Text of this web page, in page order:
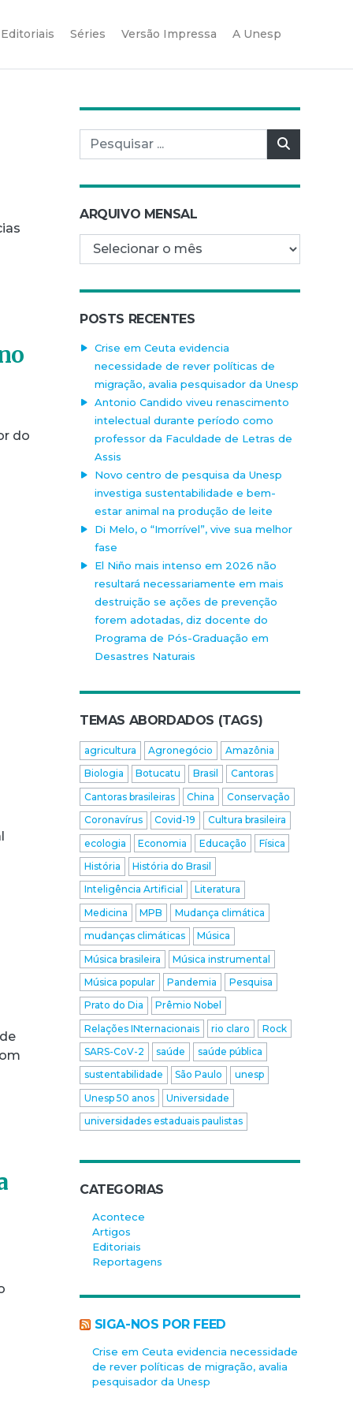
Editoriais Séries Versão Impressa A Unesp
do
Pesquisar por:
ARQUIVO MENSAL
Arquivo mensal
POSTS RECENTES
Crise em Ceuta evidencia
necessidade de rever políticas de
migração, avalia pesquisador da Unesp
Antonio Candido viveu renascimento
intelectual durante período como
professor da Faculdade de Letras de
Assis
Novo centro de pesquisa da Unesp
investiga sustentabilidade e bem-
estar animal na produção de leite
Di Melo, o “Imorrível”, vive sua melhor
fase
El Niño mais intenso em 2026 não
resultará necessariamente em mais
destruição se ações de prevenção
forem adotadas, diz docente do
Programa de Pós-Graduação em
Desastres Naturais
TEMAS ABORDADOS (TAGS)
agricultura Agronegócio
Amazônia
Biologia
Botucatu Brasil
Cantoras
Cantoras brasileiras
China
Conservação
Coronavírus
Covid-19
Cultura brasileira
ecologia
Economia Educação
Física
História
História do Brasil
Inteligência Artificial
Literatura
Medicina
MPB
Mudança climática
mudanças climáticas
Música
Música brasileira
Música instrumental
Música popular
Pandemia
Pesquisa
Prato do Dia
Prêmio Nobel
Relações INternacionais
rio claro
Rock
SARS-CoV-2
saúde
saúde pública
sustentabilidade
São Paulo
unesp
Unesp 50 anos
Universidade
universidades estaduais paulistas
CATEGORIAS
Acontece
Artigos
Editoriais
Reportagens
SIGA-NOS POR FEED
Crise em Ceuta evidencia necessidade
de rever políticas de migração, avalia
pesquisador da Unesp